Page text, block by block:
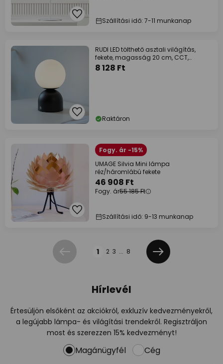
Szállítási idő: 7-11 munkanap
RUDI LED tölthető asztali világítás,
fekete, magasság 20 cm, CCT,
érintéses
8 128 Ft
Raktáron
Fogy. ár -15%
UMAGE Silvia Mini lámpa
réz/háromlábú fekete
46 908 Ft
Fogy. ár55 185 Ft
Szállítási idő: 9-13 munkanap
Előző 1 2 3 ... 8
Következő
Hírlevél
Értesüljön elsőként az akciókról, exkluzív kedvezményekről,
a legújabb lámpa- és világítási trendekről. Regisztráljon
most és szerezzen 15% kedvezményt!
Magánügyfél Cég